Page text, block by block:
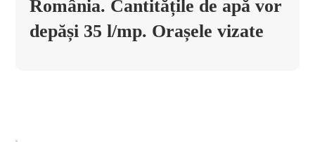
România. Cantitățile de apă vor
depăși 35 l/mp. Orașele vizate